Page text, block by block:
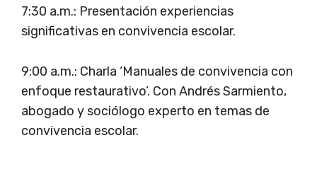
7:30 a.m.: Presentación experiencias
significativas en convivencia escolar.
9:00 a.m.: Charla ‘Manuales de convivencia con
enfoque restaurativo’. Con Andrés Sarmiento,
abogado y sociólogo experto en temas de
convivencia escolar.